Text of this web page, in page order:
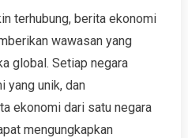
terhubung, berita ekonomi
wawasan yang
global. Setiap negara
yang unik, dan
ekonomi dari satu negara
mengungkapkan